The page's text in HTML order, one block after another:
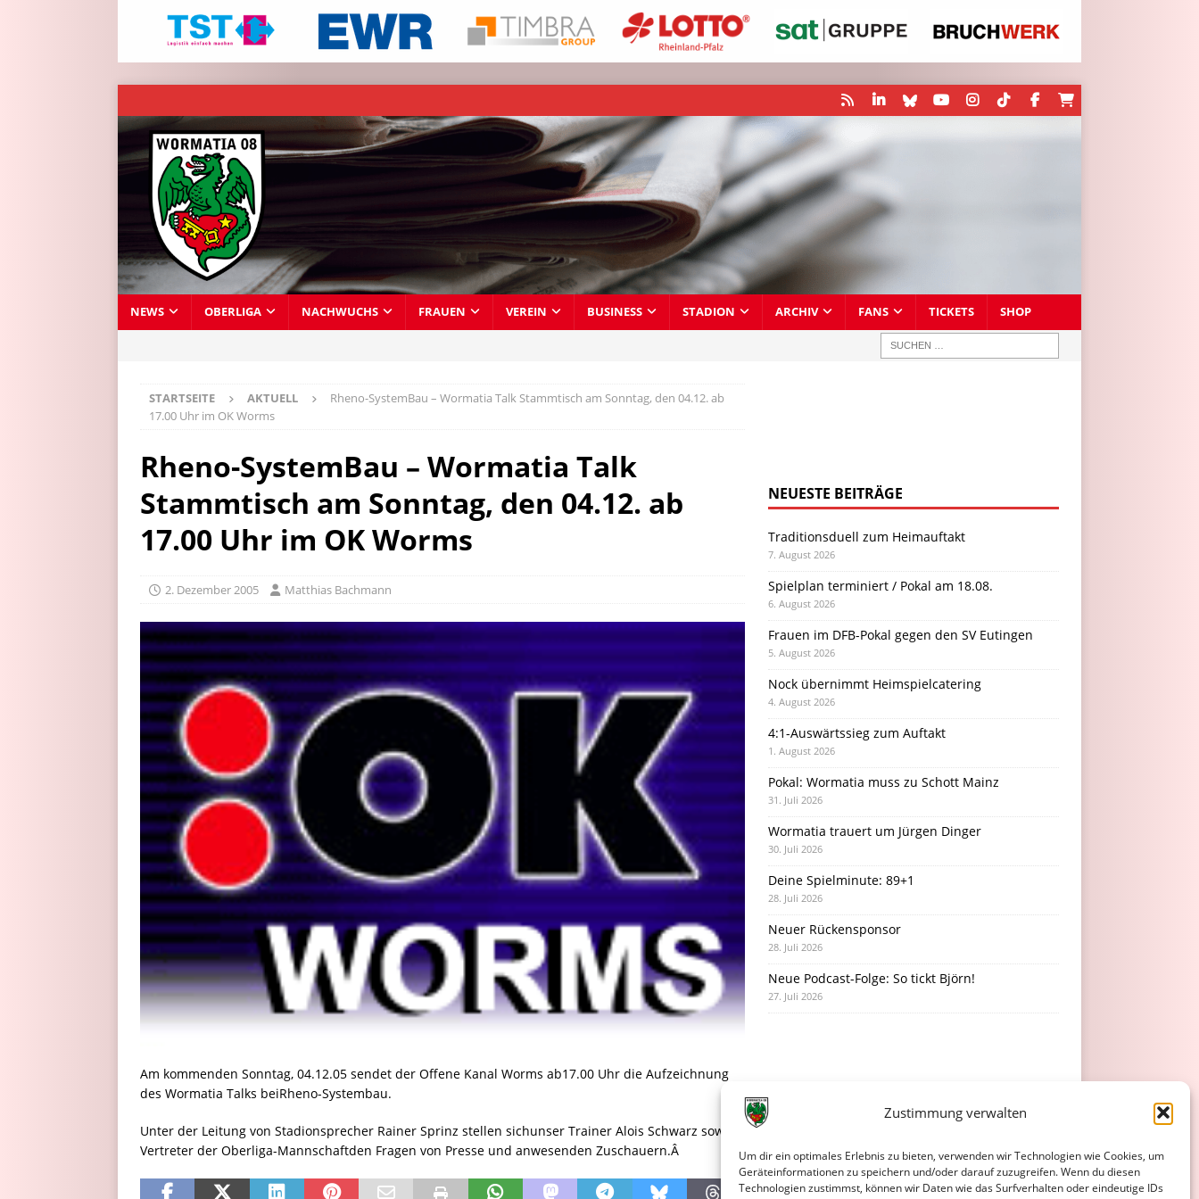
Zustimmung verwalten
Um dir ein optimales Erlebnis zu bieten, verwenden wir Technologien wie Cookies, um
Geräteinformationen zu speichern und/oder darauf zuzugreifen. Wenn du diesen
Technologien zustimmst, können wir Daten wie das Surfverhalten oder eindeutige IDs
NEWS OBERLIGA NACHWUCHS FRAUEN VEREIN BUSINESS STADION ARCHIV FANS TICKETS SHOP
STARTSEITE AKTUELL
Rheno-SystemBau – Wormatia Talk Stammtisch am Sonntag, den 04.12. ab
17.00 Uhr im OK Worms
Rheno-SystemBau – Wormatia Talk
Stammtisch am Sonntag, den 04.12. ab
17.00 Uhr im OK Worms
2. Dezember 2005 Matthias Bachmann
Am kommenden Sonntag, 04.12.05 sendet der Offene Kanal Worms ab17.00 Uhr die Aufzeichnung
des Wormatia Talks beiRheno-Systembau.
Unter der Leitung von Stadionsprecher Rainer Sprinz stellen sichunser Trainer Alois Schwarz sowie
Vertreter der Oberliga-Mannschaftden Fragen von Presse und anwesenden Zuschauern.Â
NEUESTE BEITRÄGE
Traditionsduell zum Heimauftakt
7. August 2026
Spielplan terminiert / Pokal am 18.08.
6. August 2026
Frauen im DFB-Pokal gegen den SV Eutingen
5. August 2026
Nock übernimmt Heimspielcatering
4. August 2026
4:1-Auswärtssieg zum Auftakt
1. August 2026
Pokal: Wormatia muss zu Schott Mainz
31. Juli 2026
Wormatia trauert um Jürgen Dinger
30. Juli 2026
Deine Spielminute: 89+1
28. Juli 2026
Neuer Rückensponsor
28. Juli 2026
Neue Podcast-Folge: So tickt Björn!
27. Juli 2026